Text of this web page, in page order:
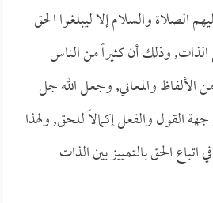
الصلاة والسلام إلا ليبلغوا الحق
وذلك أن كثيراً من الناس
الألفاظ والمعاني, وجعل الله جل
القول والفعل إكمالاً للحق, ولهذا
الحق بالتمييز بين الذات